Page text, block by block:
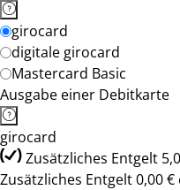
girocard
digitale girocard
Mastercard Basic
Ausgabe einer Debitkarte
girocard
Zusätzliches Entgelt
Zusätzliches Entgelt 0,00